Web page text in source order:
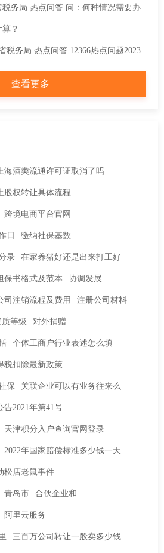
税务局 热点问答 问：何种情况需要办
？
？
税务局 热点问答 12366热点问题2023
查看更多
海酒类流通许可证取消了吗
股权转让具体流程
跨境电商平台官网
日 缴纳社保基数
录 在家养猪好还是出来打工好
保书格式及范本 协调发展
司注销流程及费用 注册公司材料
质等级 对外捐赠
个体工商户行业表述怎么填
税扣除最新政策
保 关联企业可以有业务往来么
告2021年第41号
天津积分入户查询官网登录
2022年国家赔偿标准多少钱一天
松店老鼠事件
青岛市 合伙企业和
阿里云服务
三百万公司转让一般卖多少钱